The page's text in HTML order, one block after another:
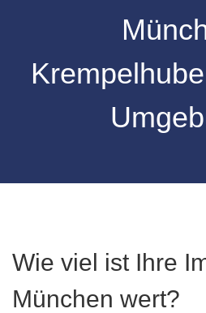
Wie viel ist Ihre
München wert?